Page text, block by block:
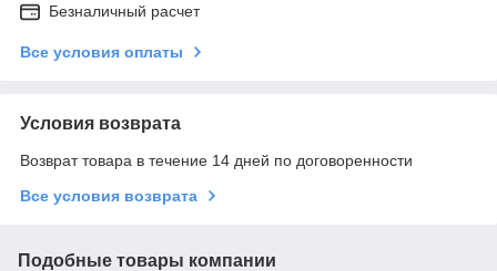
Безналичный расчет
Все условия оплаты
Условия возврата
Возврат товара в течение 14 дней по договоренности
Все условия возврата
Подобные товары компании